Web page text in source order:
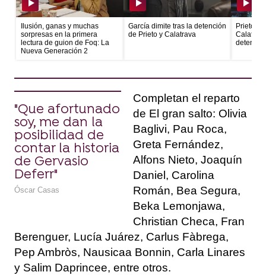
Ilusión, ganas y muchas
sorpresas en la primera
lectura de guion de Foq: La
Nueva Generación 2
García dimite tras la detención
de Prieto y Calatrava
Prieto
"Que afortunado
soy, me dan la
posibilidad de
contar la historia
de Gervasio
Deferr"
Óscar Casas
Completan el reparto
de El gran salto: Olivia
Baglivi, Pau Roca,
Greta Fernández,
Alfons Nieto, Joaquín
Daniel, Carolina
Román, Bea Segura,
Beka Lemonjawa,
Christian Checa, Fran
Berenguer, Lucía Juárez, Carlus Fàbrega,
Pep Ambròs, Nausicaa Bonnin, Carla Linares
y Salim Daprincee, entre otros.